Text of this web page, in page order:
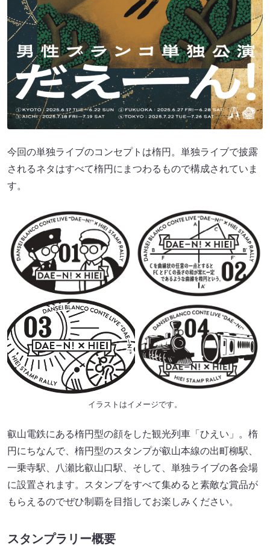
今回の単独ライブのコンセプトは楕円。単独ライブで披露
されるネタはすべて楕円にまつわるもので構成されていま
す。
イラストはイメージです。
叡山電鉄にある楕円型の顔をした観光列車「ひえい」。楕
円にちなんで、楕円型のスタンプが叡山本線の出町柳駅、
一乗寺駅、八瀬比叡山口駅、そして、単独ライブの各会場
に設置されます。スタンプをすべて集めると素敵な賞品が
もらえるのでぜひ制覇を目指してお楽しみください。
スタンプラリー概要